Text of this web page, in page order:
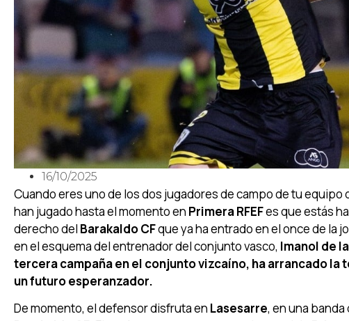
16/10/2025
Cuando eres uno de los dos jugadores de campo de tu
han jugado hasta el momento en Primera RFEFes que estás
derecho del Barakaldo CFque ya ha entrado en el once de la
en el esquema del entrenador del conjunto vasco, Imanol de
tercera campaña en el conjunto vizcaíno, ha arrancado la
un futuro esperanzador.
De momento, el defensor disfruta en Lasesarre, en una